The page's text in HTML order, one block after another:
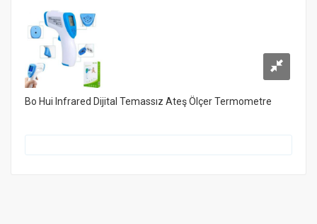
Bo Hui Infrared Dijital Temassız Ateş Ölçer Termometre